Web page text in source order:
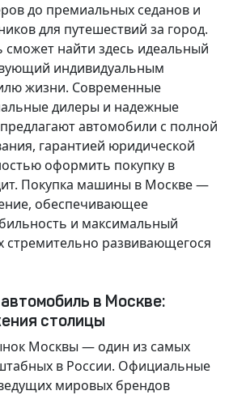
до премиальных седанов и
для путешествий за город.
сможет найти здесь идеальный
индивидуальным
жизни. Современные
дилеры и надежные
автомобили с полной
гарантией юридической
оформить покупку в
Покупка машины в Москве —
обеспечивающее
и максимальный
стремительно развивающегося
в Москве:
столицы
Москвы — один из самых
в России. Официальные
мировых брендов